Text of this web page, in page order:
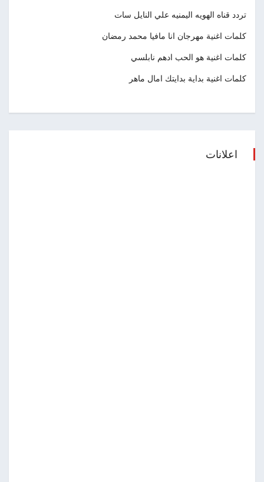
تردد قناه الهويه اليمنيه علي النايل سات
كلمات اغنية مهرجان انا مافيا محمد رمضان
كلمات اغنية هو الحب ادهم نابلسي
كلمات اغنية بداية بدايتك امال ماهر
اعلانات